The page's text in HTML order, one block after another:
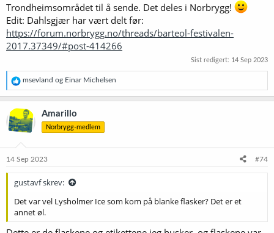
Trondheimsområdet til å sende. Det deles i Norbrygg!
Edit: Dahlsgjær har vært delt før:
https://forum.norbrygg.no/threads/barteol-festivalen-
2017.37349/#post-414266
Sist redigert: 14 Sep 2023
R
e
a
k
s
j
e
msevland og Einar Michelsen
Amarillo
Norbrygg-medlem
14 Sep 2023 #74
gustavf skrev:
Det var vel Lysholmer Ice som kom på blanke flasker? Det er et
annet øl.